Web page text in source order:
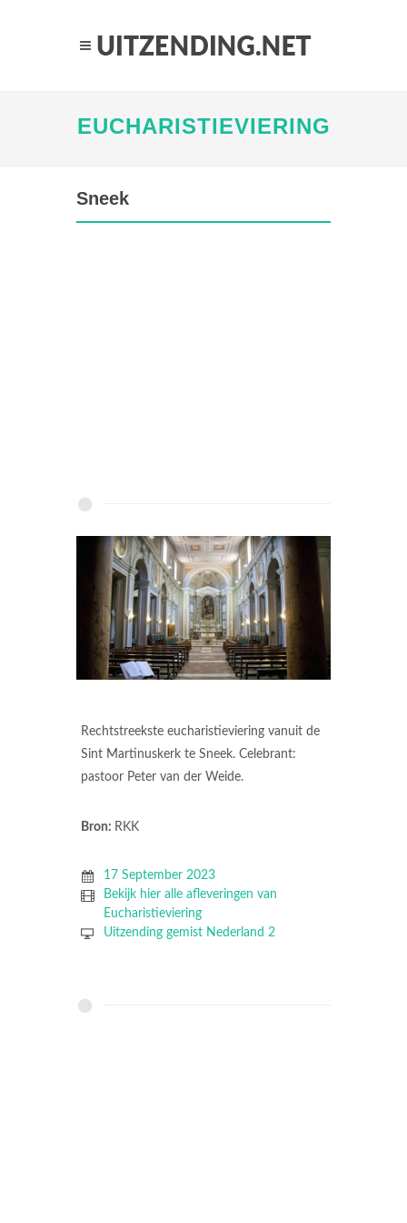
EUCHARISTIEVIERING
Sneek
Rechtstreekste eucharistieviering vanuit de
Sint Martinuskerk te Sneek. Celebrant:
pastoor Peter van der Weide.
Bron: RKK
17 September 2023
Bekijk hier alle afleveringen van
Eucharistieviering
Uitzending gemist Nederland 2